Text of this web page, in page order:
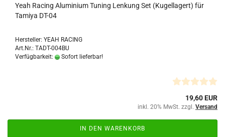
Yeah Racing Aluminium Tuning Lenkung Set (Kugellagert) für
Tamiya DT-04
Hersteller: YEAH RACING
Art.Nr.: TADT-004BU
Verfügbarkeit:
Sofort lieferbar!
19,60 EUR
inkl. 20% MwSt. zzgl. Versand
IN DEN WARENKORB